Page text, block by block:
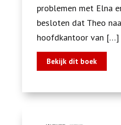
problemen met Elna
besloten dat Theo
hoofdkantoor van […]
Bekijk dit boek